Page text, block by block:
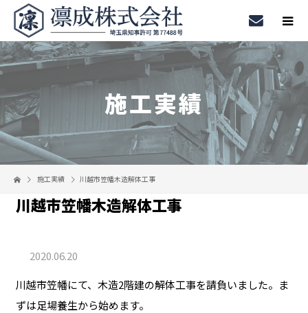
施工実績
施工実績 川越市笠幡木造解体工事
川越市笠幡木造解体工事
2020.06.20
川越市笠幡にて、木造2階建の解体工事を請負いました。ま
ずは足場養生から始めます。